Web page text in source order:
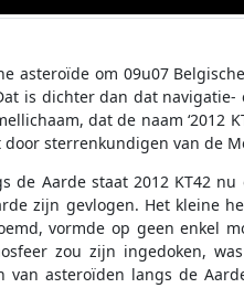
asteroïde om 09u07
is dichter dan dat
dat de naam ‘2012
door sterrenkundigen van de
de Aarde staat 2012 KT42
zijn gevlogen. Het kleine
vormde op geen enkel
zou zijn ingedoken,
van asteroïden langs de